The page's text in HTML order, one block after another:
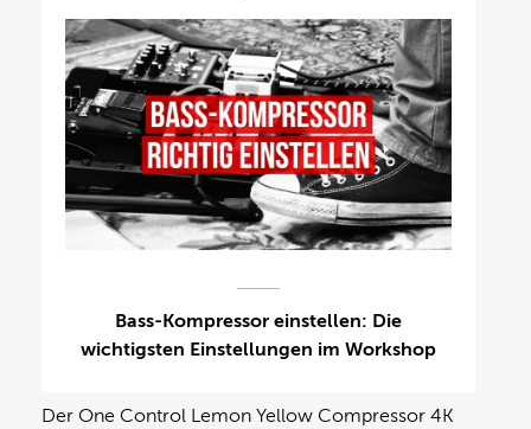
Bass-Kompressor einstellen: Die
wichtigsten Einstellungen im Workshop
Der One Control Lemon Yellow Compressor 4K